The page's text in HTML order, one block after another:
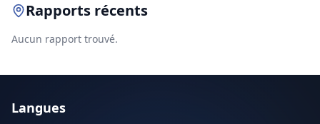
Rapports récents
Aucun rapport trouvé.
Langues